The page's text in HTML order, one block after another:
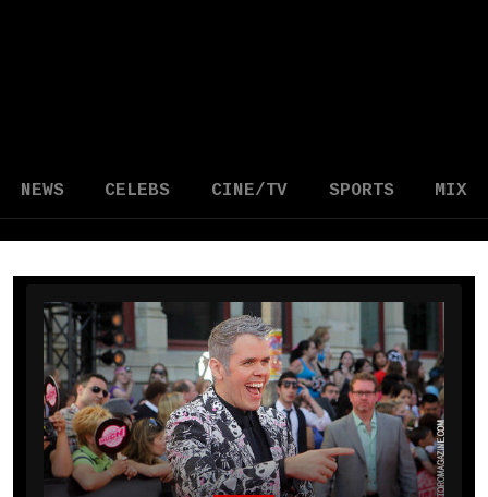
NEWS CELEBS CINE/TV SPORTS MIX